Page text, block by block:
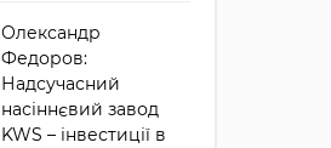
Олександр
Федоров:
Надсучасний
насіннєвий завод
KWS – інвестиції в